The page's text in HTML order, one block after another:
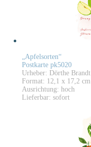
„Apfelsorten“
Postkarte pk5020
Urheber: Dörthe Brandt
Format: 12,1 x 17,2 cm
Ausrichtung: hoch
Lieferbar: sofort